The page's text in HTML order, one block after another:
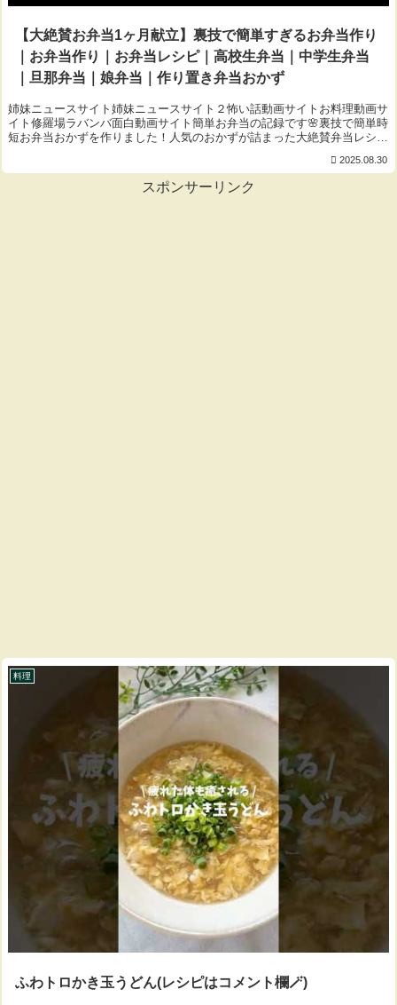
【大絶賛お弁当1ヶ月献立】裏技で簡単すぎるお弁当作り
｜お弁当作り｜お弁当レシピ｜高校生弁当｜中学生弁当
｜旦那弁当｜娘弁当｜作り置き弁当おかず
姉妹ニュースサイト姉妹ニュースサイト２怖い話動画サイトお料理動画サ
イト修羅場ラバンバ面白動画サイト簡単お弁当の記録です🌸裏技で簡単時
短お弁当おかずを作りました！人気のおかずが詰まった大絶賛弁当レシピ
2025.08.30
スポンサーリンク
料理
ふわトロかき玉うどん(レシピはコメント欄🪄)